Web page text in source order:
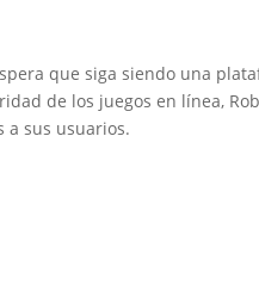
que siga siendo una
de los juegos en línea,
a sus usuarios.